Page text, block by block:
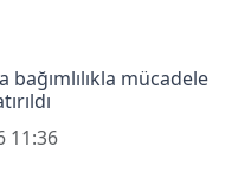
bağımlılıkla mücadele
11:36